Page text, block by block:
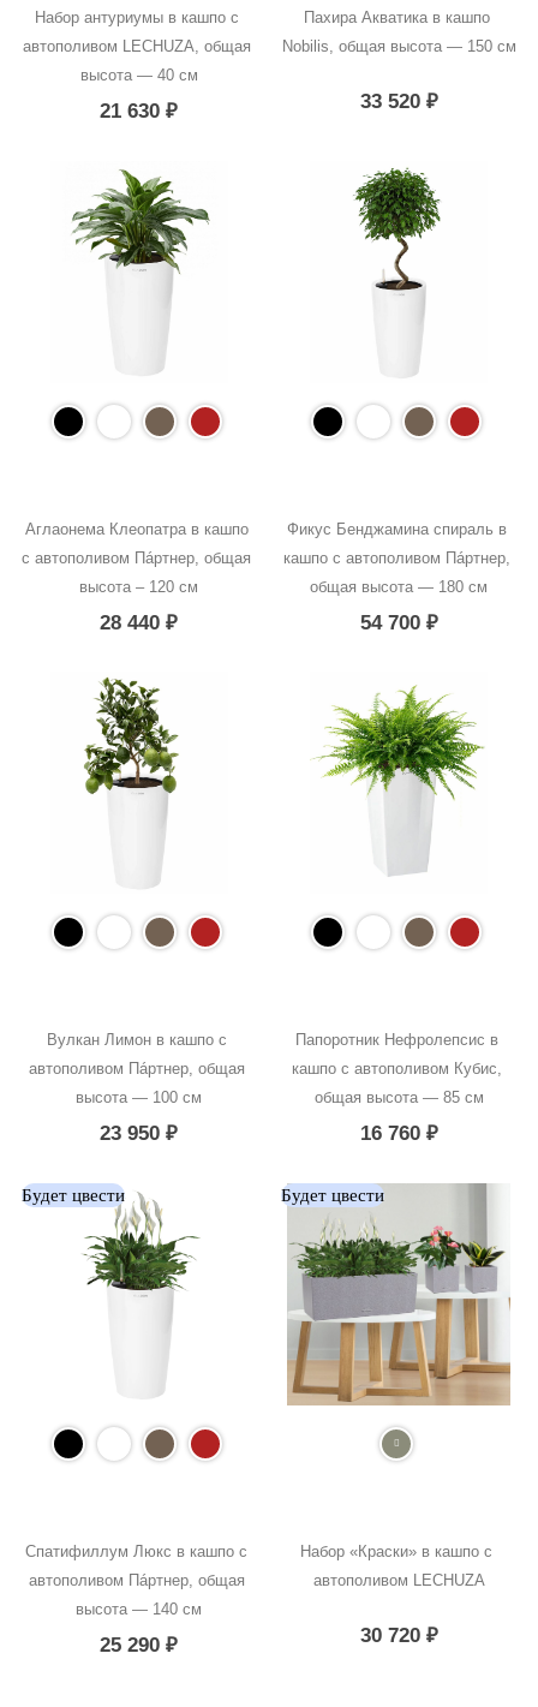
Набор антуриумы в кашпо с
автополивом LECHUZA, общая
высота — 40 см
21 630₽
Пахира Акватика в кашпо
Nobilis, общая высота — 150 см
33 520 ₽
Аглаонема Клеопатра в кашпо
с автополивом Пáртнер, общая
высота – 120 см
28 440₽
Фикус Бенджамина спираль в
кашпо с автополивом Пáртнер,
общая высота — 180 см
54 700 ₽
Вулкан Лимон в кашпо с
автополивом Пáртнер, общая
высота — 100 см
23 950₽
Папоротник Нефролепсис в
кашпо с автополивом Кубис,
общая высота — 85 см
16 760 ₽
Будет цвести
Спатифиллум Люкс в кашпо с
автополивом Пáртнер, общая
высота — 140 см
25 290₽
Будет цвести
Набор «Краски» в кашпо с
автополивом LECHUZA
30 720 ₽